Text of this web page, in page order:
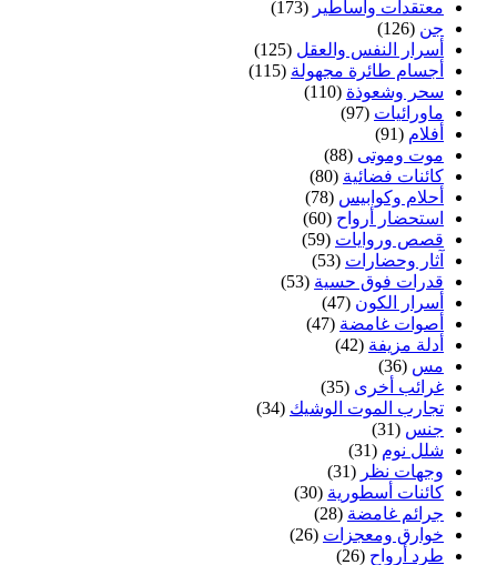
معتقدات وأساطير (173)
جن (126)
أسرار النفس والعقل (125)
أجسام طائرة مجهولة (115)
سحر وشعوذة (110)
ماورائيات (97)
أفلام (91)
موت وموتى (88)
كائنات فضائية (80)
أحلام وكوابيس (78)
استحضار أرواح (60)
قصص وروايات (59)
آثار وحضارات (53)
قدرات فوق حسية (53)
أسرار الكون (47)
أصوات غامضة (47)
أدلة مزيفة (42)
مس (36)
غرائب أخرى (35)
تجارب الموت الوشيك (34)
جنس (31)
شلل نوم (31)
وجهات نظر (31)
كائنات أسطورية (30)
جرائم غامضة (28)
خوارق ومعجزات (26)
طرد أرواح (26)